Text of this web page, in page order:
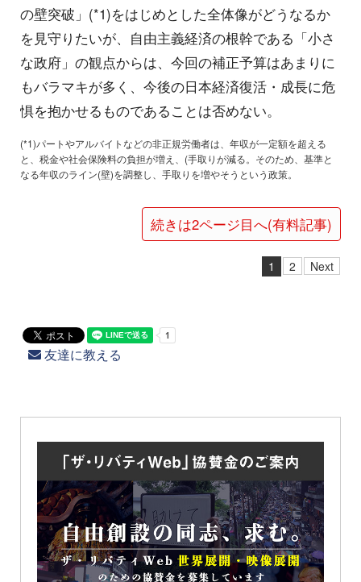
の壁突破」(*1)をはじめとした全体像がどうなるか
を見守りたいが、自由主義経済の根幹である「小さ
な政府」の観点からは、今回の補正予算はあまりに
もバラマキが多く、今後の日本経済復活・成長に危
惧を抱かせるものであることは否めない。
(*1)パートやアルバイトなどの非正規労働者は、年収が一定額を超える
と、税金や社会保険料の負担が増え、(手取りが減る。そのため、基準と
なる年収のライン(壁)を調整し、手取りを増やそうという政策。
続きは2ページ目へ(有料記事)
1 2 Next
友達に教える